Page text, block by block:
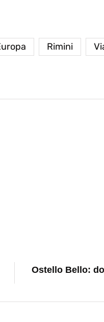
Rimini
Ostello Bello: